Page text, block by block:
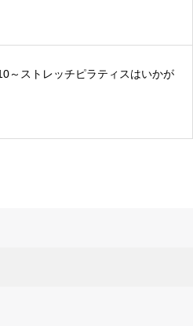
～ストレッチピラティスはいかが